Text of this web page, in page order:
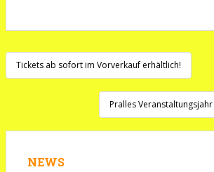
Beitragsnavigation
Tickets ab sofort im Vorverkauf erhältlich!
Pralles
NEWS